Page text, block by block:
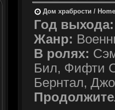
Дом храбрости /
Год выхода:
Жанр:
В ролях:
Бил, Фифти
Бернтал,